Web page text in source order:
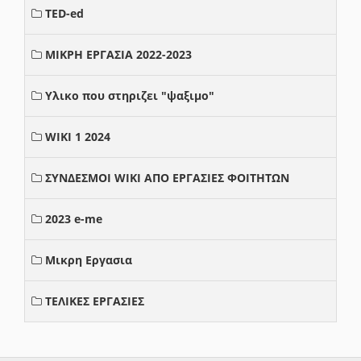
TED-ed
ΜΙΚΡΗ ΕΡΓΑΣΙΑ 2022-2023
Υλικο που στηριζει "ψαξιμο"
WIKI 1 2024
ΣΥΝΔΕΣΜΟΙ WIKI ΑΠΟ ΕΡΓΑΣΙΕΣ ΦΟΙΤΗΤΩΝ
2023 e-me
Μικρη Εργασια
ΤΕΛΙΚΕΣ ΕΡΓΑΣΙΕΣ